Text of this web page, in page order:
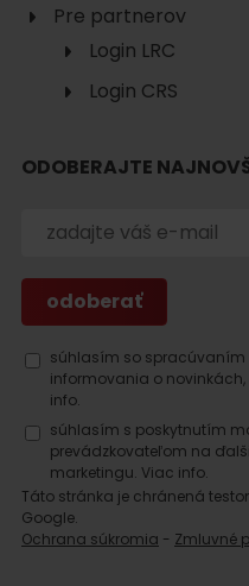
ubytovanie
Pre partnerov
Login LRC
Login CRS
ODOBERAJTE
súhlasím so spracúvaním
informovania o
info.
súhlasím s poskytnutím
prevádzkovateľom na
marketingu. Viac info.
Táto stránka je chránená
Google.
Ochrana súkromia - Zmluvné